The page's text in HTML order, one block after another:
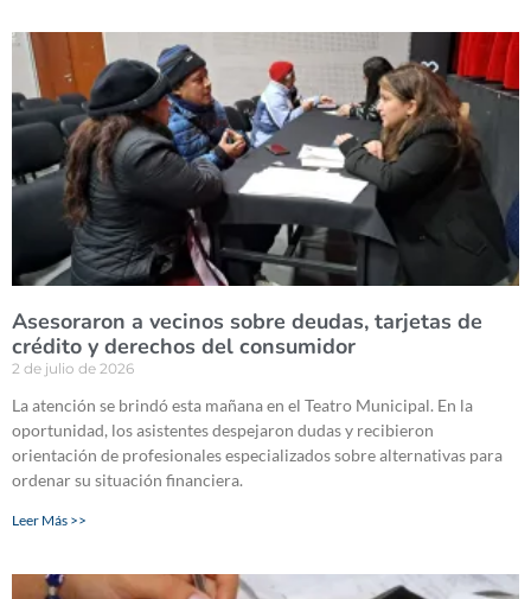
Asesoraron a vecinos sobre deudas, tarjetas de
crédito y derechos del consumidor
2 de julio de 2026
La atención se brindó esta mañana en el Teatro Municipal. En la
oportunidad, los asistentes despejaron dudas y recibieron
orientación de profesionales especializados sobre alternativas para
ordenar su situación financiera.
Leer Más >>